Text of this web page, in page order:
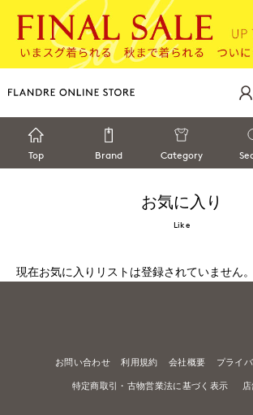
Top Brand Category
お気に入り
Like
現在お気に入りリストは登録されていません。
お問い合わせ 利用規約 会社概要 プライ
特定商取引・古物営業法に基づく表示